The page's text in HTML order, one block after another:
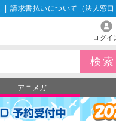
請求書払いについて（法人窓口
ログイ
アニメガ